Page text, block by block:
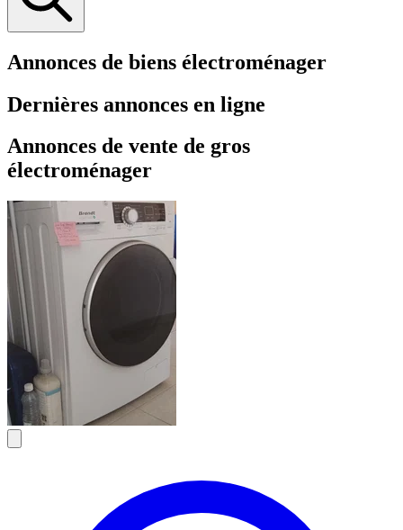
Annonces de biens électroménager
Dernières annonces en ligne
Annonces de vente de gros
électroménager